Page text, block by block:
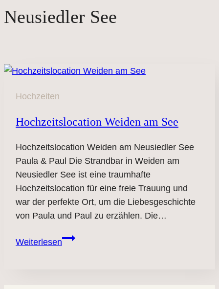
Neusiedler See
Hochzeiten
Hochzeitslocation Weiden am See
Hochzeitslocation Weiden am Neusiedler See
Paula & Paul Die Strandbar in Weiden am
Neusiedler See ist eine traumhafte
Hochzeitslocation für eine freie Trauung und
war der perfekte Ort, um die Liebesgeschichte
von Paula und Paul zu erzählen. Die…
WeiterlesenHochzeitslocation